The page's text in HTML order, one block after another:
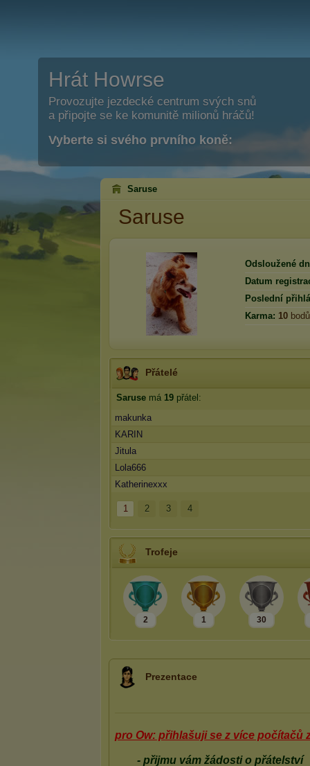
Hrát Howrse
Provozujte jezdecké centrum svých snů
a připojte se ke komunitě milionů hráčů!
Vyberte si svého prvního koně:
Saruse
Saruse
Odsloužené
Datum
Poslední
Karma: 10 bodů
Přátelé
Saruse má 19 přátel:
makunka
KARIN
Jitula
Lola666
Katherinexxx
1 2 3 4
Trofeje
2 1 30
Prezentace